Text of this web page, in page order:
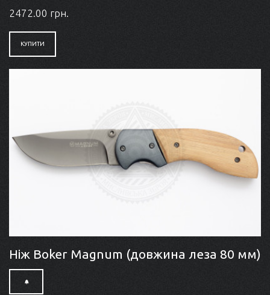
2472.00 грн.
КУПИТИ
Ніж Boker Magnum (довжина леза 80 мм)